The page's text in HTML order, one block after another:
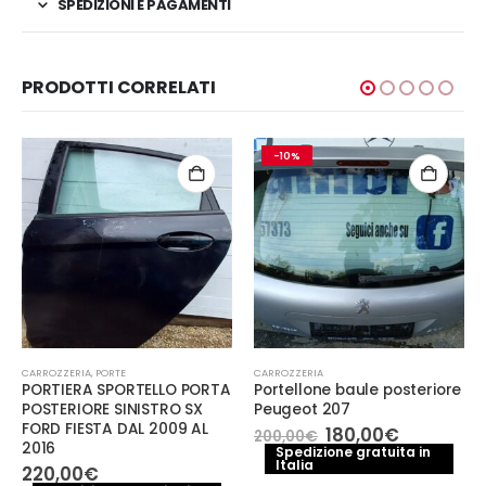
SPEDIZIONI E PAGAMENTI
PRODOTTI CORRELATI
CARROZZERIA, PORTE
PORTIERA SPORTELLO PORTA
POSTERIORE SINISTRO SX
FORD FIESTA DAL 2009 AL
2016
220,00€
-10%
CARROZZERIA
Portellone baule posteriore
Peugeot 207
200,00€ Il
prezzo
originale
180,00€Il
prezzo
attuale
Spedizione gratuita in
Italia